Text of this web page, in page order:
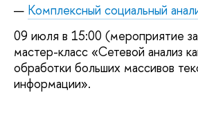
Комплексный социальный
09 июля в 15:00 (мероприятие
мастер-класс «Сетевой анализ
обработки больших массивов
информации».